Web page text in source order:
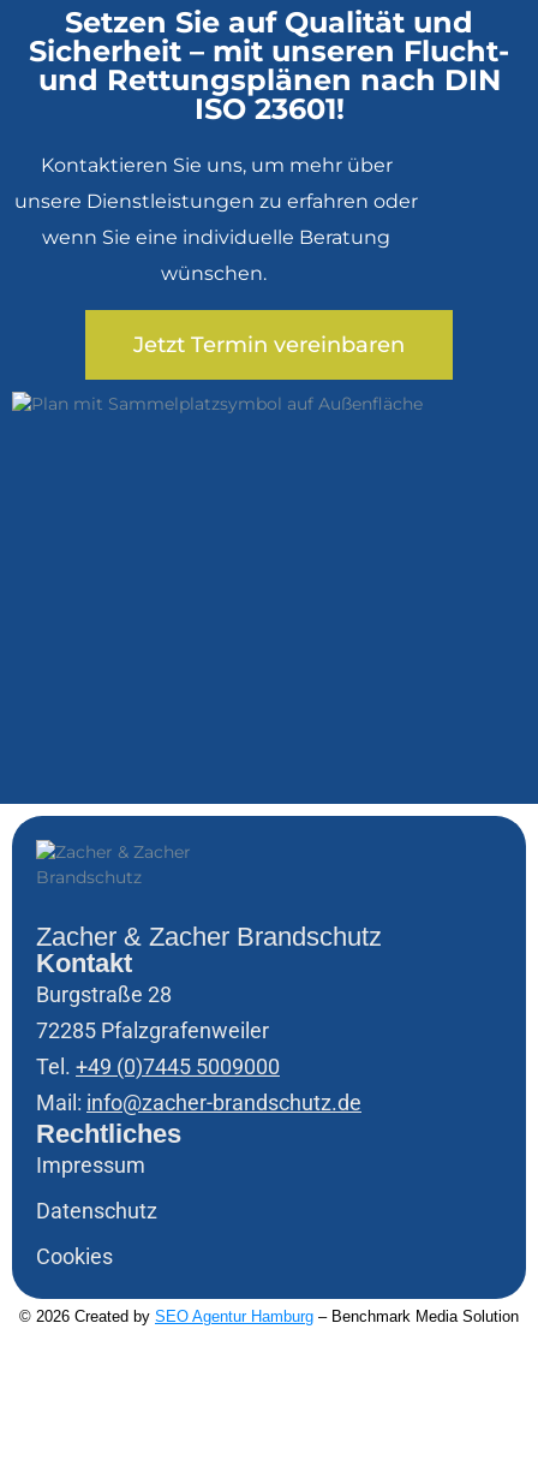
Setzen Sie auf Qualität und
Sicherheit – mit unseren Flucht-
und Rettungsplänen nach DIN
ISO 23601!
Kontaktieren Sie uns, um mehr über
unsere Dienstleistungen zu erfahren oder
wenn Sie eine individuelle Beratung
wünschen.
Jetzt Termin vereinbaren
Zacher & Zacher Brandschutz
Kontakt
Burgstraße 28
72285 Pfalzgrafenweiler
Tel. +49 (0)7445 5009000
Mail: info@zacher-brandschutz.de
Rechtliches
Impressum
Datenschutz
Cookies
© 2026 Created by SEO Agentur Hamburg – Benchmark Media Solution